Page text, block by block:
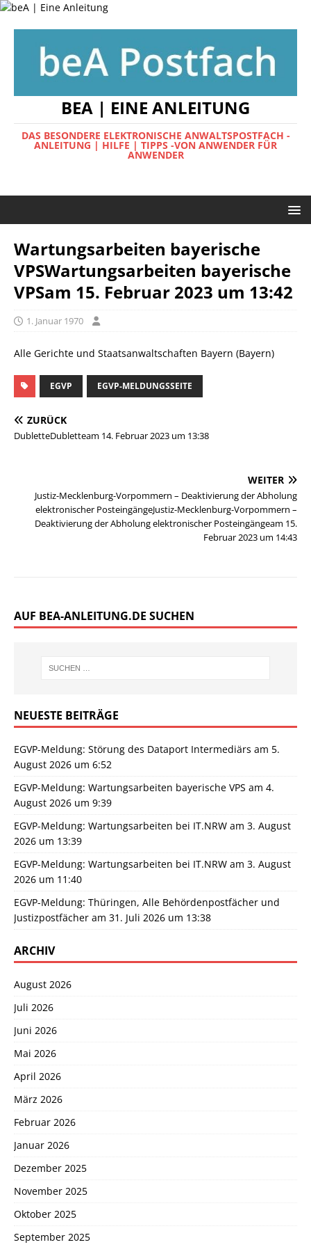
BEA | EINE ANLEITUNG
DAS BESONDERE ELEKTRONISCHE ANWALTSPOSTFACH -
ANLEITUNG | HILFE | TIPPS -VON ANWENDER FÜR
ANWENDER
Wartungsarbeiten bayerische
VPSWartungsarbeiten bayerische
VPSam 15. Februar 2023 um 13:42
1. Januar 1970
Alle Gerichte und Staatsanwaltschaften Bayern (Bayern)
EGVP EGVP-MELDUNGSSEITE
ZURÜCK
DubletteDubletteam 14. Februar 2023 um 13:38
WEITER
Justiz-Mecklenburg-Vorpommern – Deaktivierung der Abholung
elektronischer PosteingängeJustiz-Mecklenburg-Vorpommern –
Deaktivierung der Abholung elektronischer Posteingängeam 15.
Februar 2023 um 14:43
AUF BEA-ANLEITUNG.DE SUCHEN
NEUESTE BEITRÄGE
EGVP-Meldung: Störung des Dataport Intermediärs am 5.
August 2026 um 6:52
EGVP-Meldung: Wartungsarbeiten bayerische VPS am 4.
August 2026 um 9:39
EGVP-Meldung: Wartungsarbeiten bei IT.NRW am 3. August
2026 um 13:39
EGVP-Meldung: Wartungsarbeiten bei IT.NRW am 3. August
2026 um 11:40
EGVP-Meldung: Thüringen, Alle Behördenpostfächer und
Justizpostfächer am 31. Juli 2026 um 13:38
ARCHIV
August 2026
Juli 2026
Juni 2026
Mai 2026
April 2026
März 2026
Februar 2026
Januar 2026
Dezember 2025
November 2025
Oktober 2025
September 2025